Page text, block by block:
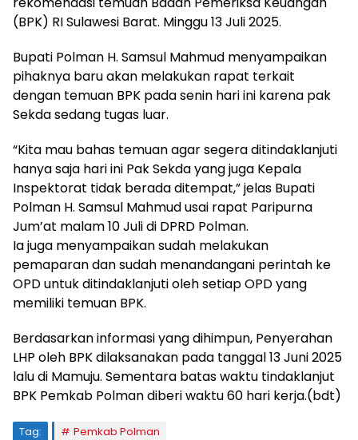
(BPK) RI Sulawesi Barat. Minggu 13 Juli 2025.
Bupati Polman H. Samsul Mahmud menyampaikan
pihaknya baru akan melakukan rapat terkait
dengan temuan BPK pada senin hari ini karena pak
Sekda sedang tugas luar.
“Kita mau bahas temuan agar segera ditindaklanjuti
hanya saja hari ini Pak Sekda yang juga Kepala
Inspektorat tidak berada ditempat,” jelas Bupati
Polman H. Samsul Mahmud usai rapat Paripurna
Jum’at malam 10 Juli di DPRD Polman.
Ia juga menyampaikan sudah melakukan
pemaparan dan sudah menandangani perintah ke
OPD untuk ditindaklanjuti oleh setiap OPD yang
memiliki temuan BPK.
Berdasarkan informasi yang dihimpun, Penyerahan
LHP oleh BPK dilaksanakan pada tanggal 13 Juni 2025
lalu di Mamuju. Sementara batas waktu tindaklanjut
BPK Pemkab Polman diberi waktu 60 hari kerja.(bdt)
Tag:
Pemkab Polman